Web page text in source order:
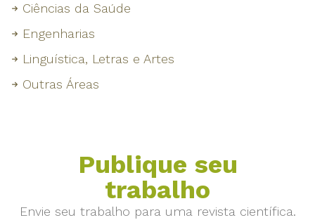
Ciências da Saúde
Engenharias
Linguística, Letras e Artes
Outras Áreas
Publique seu
trabalho
Envie seu trabalho para uma revista científica.